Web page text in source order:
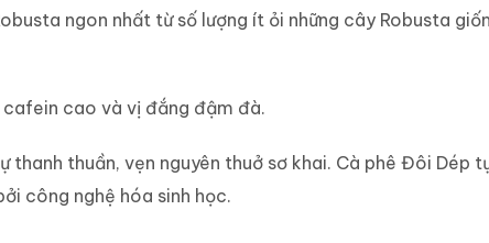
ngon nhất từ số lượng ít ỏi những cây Robusta
cafein cao và vị đắng đậm đà.
thuần, vẹn nguyên thuở sơ khai. Cà phê Đôi Dép
công nghệ hóa sinh học.